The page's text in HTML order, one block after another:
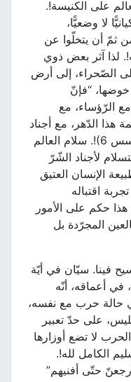
على الكنيسة!.
لا وضعيًّا،
أن يتخلّوا عن
آثر بعض ذوي
الصّحراء، إلى أرض
“فإنّ
مع
الدّهر، مع أجناد
الشّرّ الرّوحيّة في السّماويّات” (أفسس 6)!. سلام العالم
لأجناد الشّرّ
الإنسان العتيق
اقتباله
حكم على الأمور
المجرّدة بل
سيّان في أيّة
أعماقه، أنّه
حالة حرب مع نفسه،
على حدّ تعبير
6)!. وهذه الحرب لا تضع أوزارها
الكامل لله!.
حتّى أفنيهم”